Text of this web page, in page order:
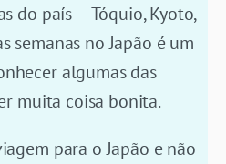
do país — Tóquio, Kyoto,
semanas no Japão é um
algumas das
muita coisa bonita.
para o Japão e não